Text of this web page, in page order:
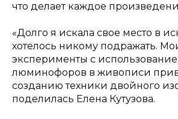
что делает каждое
«Долго я искала свое место в
хотелось никому подражать.
эксперименты с
люминофоров в живописи
созданию техники двойного
поделилась Елена Кутузова.